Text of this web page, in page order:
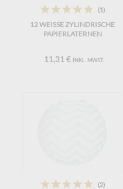
(1)
12 WEISSE ZYLINDRISCHE P
APIERLATERNEN
11,31 € INKL. MWST.
(2)